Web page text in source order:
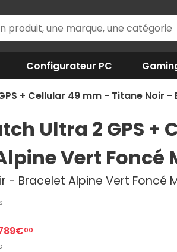
Configurateur PC
+ Cellular 49 mm - Titane Noir
Ultra 2 GPS
Vert Foncé
- Bracelet Alpine Vert Foncé
00